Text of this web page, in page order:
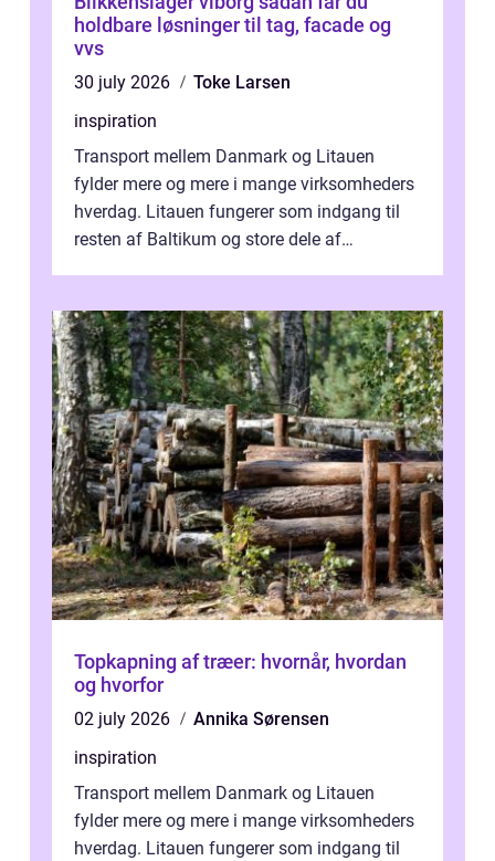
holdbare løsninger til tag, facade og
vvs
30 july 2026
Toke Larsen
inspiration
Transport mellem Danmark og Litauen
fylder mere og mere i mange virksomheders
hverdag. Litauen fungerer som indgang til
resten af Baltikum og store dele af
Topkapning af træer: hvornår, hvordan
og hvorfor
02 july 2026
Annika Sørensen
inspiration
Transport mellem Danmark og Litauen
fylder mere og mere i mange virksomheders
hverdag. Litauen fungerer som indgang til